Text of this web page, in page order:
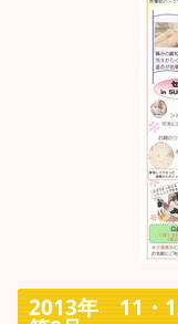
2013年 11・